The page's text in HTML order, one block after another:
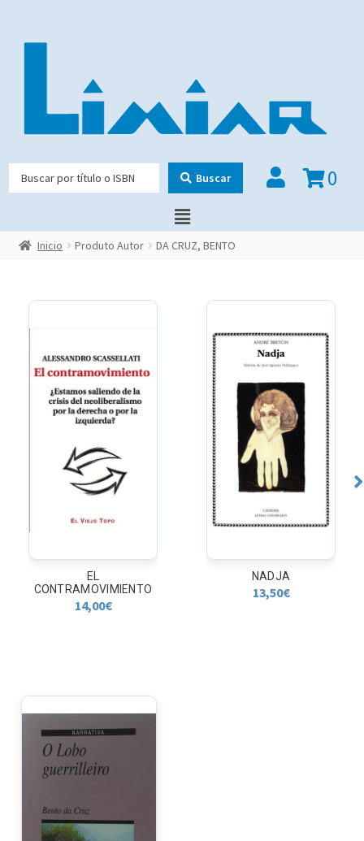
Buscar 0
Inicio Produto Autor DA CRUZ, BENTO
EL
CONTRAMOVIMIENTO
14,00€
NADJA
13,50€